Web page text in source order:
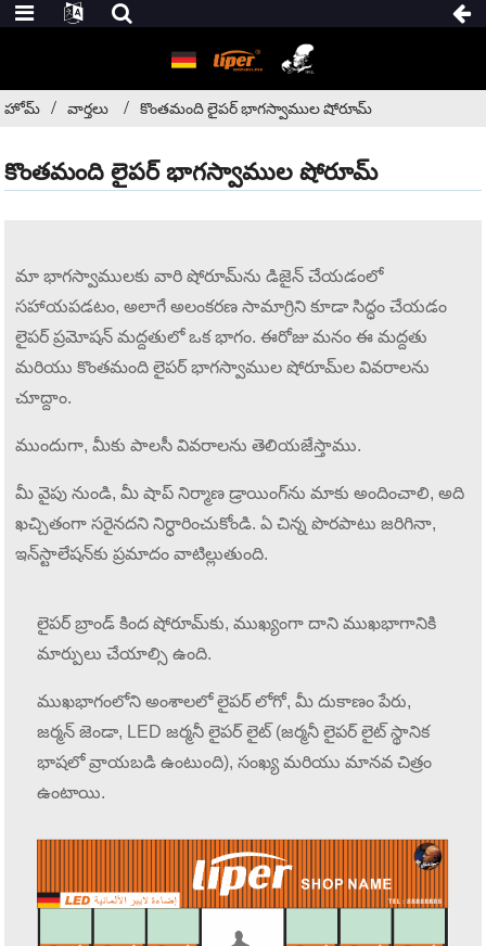
హోమ్ వార్తలు కొంతమంది లైపర్ భాగస్వాముల షోరూమ్
కొంతమంది లైపర్ భాగస్వాముల షోరూమ్
మా భాగస్వాములకు వారి షోరూమ్‌ను డిజైన్ చేయడంలో
సహాయపడటం, అలాగే అలంకరణ సామాగ్రిని కూడా సిద్ధం చేయడం
లైపర్ ప్రమోషన్ మద్దతులో ఒక భాగం. ఈరోజు మనం ఈ మద్దతు
మరియు కొంతమంది లైపర్ భాగస్వాముల షోరూమ్‌ల వివరాలను
చూద్దాం.
ముందుగా, మీకు పాలసీ వివరాలను తెలియజేస్తాము.
మీ వైపు నుండి, మీ షాప్ నిర్మాణ డ్రాయింగ్‌ను మాకు అందించాలి, అది
ఖచ్చితంగా సరైనదని నిర్ధారించుకోండి. ఏ చిన్న పొరపాటు జరిగినా,
ఇన్‌స్టాలేషన్‌కు ప్రమాదం వాటిల్లుతుంది.
లైపర్ బ్రాండ్ కింద షోరూమ్‌కు, ముఖ్యంగా దాని ముఖభాగానికి
మార్పులు చేయాల్సి ఉంది.
ముఖభాగంలోని అంశాలలో లైపర్ లోగో, మీ దుకాణం పేరు,
జర్మన్ జెండా, LED జర్మనీ లైపర్ లైట్ (జర్మనీ లైపర్ లైట్ స్థానిక
భాషలో వ్రాయబడి ఉంటుంది), సంఖ్య మరియు మానవ చిత్రం
ఉంటాయి.